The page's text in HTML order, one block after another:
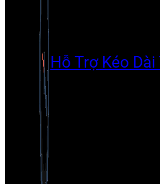
Hỗ Trợ Kéo Dài